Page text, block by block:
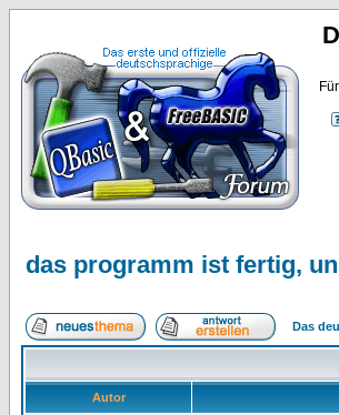
das programm ist fertig,
Das
Autor